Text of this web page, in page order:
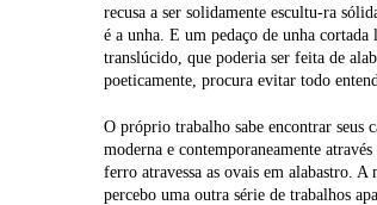
recusa a ser solidamente escultu-ra
é a unha. E um pedaço de unha
translúcido, que poderia ser feita de
poeticamente, procura evitar todo
O próprio trabalho sabe encontrar seus
moderna e contemporaneamente
ferro atravessa as ovais em alabastro.
percebo uma outra série de trabalhos